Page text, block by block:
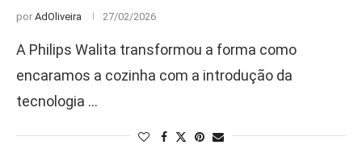
por AdOliveira 27/02/2026
A Philips Walita transformou a forma como
encaramos a cozinha com a introdução da
tecnologia …